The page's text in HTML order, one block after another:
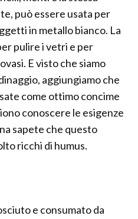
può essere usata per
in metallo bianco. La
pulire i vetri e per
E visto che siamo
aggiungiamo che
come ottimo concime
conoscere le esigenze
sapete che questo
ricchi di humus.
e consumato da